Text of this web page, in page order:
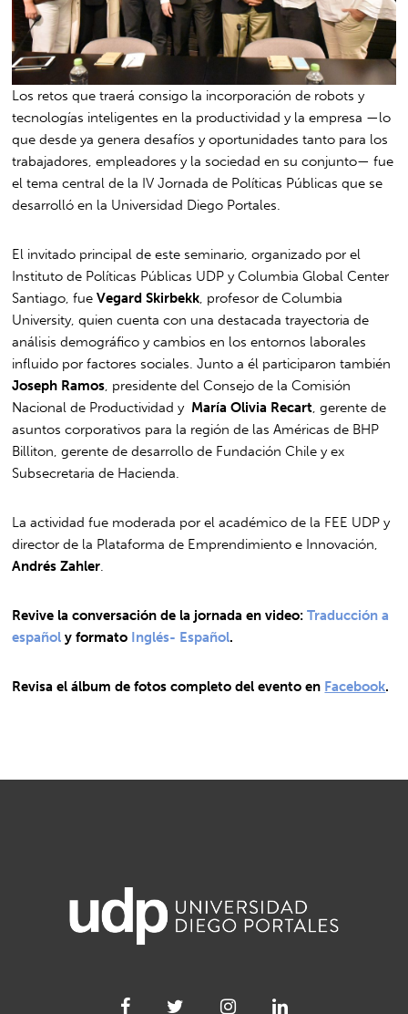
Los retos que traerá consigo la incorporación de robots y
tecnologías inteligentes en la productividad y la empresa —lo
que desde ya genera desafíos y oportunidades tanto para los
trabajadores, empleadores y la sociedad en su conjunto— fue
el tema central de la IV Jornada de Políticas Públicas que se
desarrolló en la Universidad Diego Portales.
El invitado principal de este seminario, organizado por el
Instituto de Políticas Públicas UDP y Columbia Global Center
Santiago, fueVegard Skirbekk , profesor de Columbia
University, quien cuenta con una destacada trayectoria de
análisis demográfico y cambios en los entornos laborales
influido por factores sociales. Junto a él participaron también
Joseph Ramos , presidente del Consejo de la Comisión
Nacional de Productividad y María Olivia Recart , gerente de
asuntos corporativos para la región de las Américas de BHP
Billiton, gerente de desarrollo de Fundación Chile y ex
Subsecretaria de Hacienda.
La actividad fue moderada por el académico de la FEE UDP y
director de la Plataforma de Emprendimiento e Innovación,
Andrés Zahler
Revive la conversación de la jornada en video:Traducción a
español y formato Inglés- Español.
Revisa el álbum de fotos completo del evento en Facebook.